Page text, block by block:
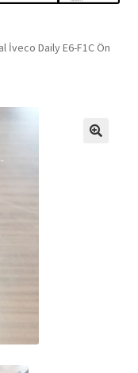
İveco Daily E6-F1C Ön